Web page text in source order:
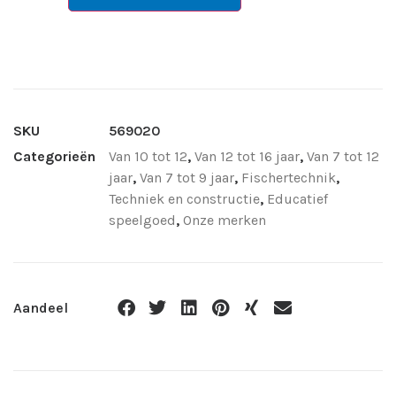
SKU
569020
Categorieën
Van 10 tot 12, Van 12 tot 16 jaar, Van 7 tot 12
jaar, Van 7 tot 9 jaar, Fischertechnik,
Techniek en constructie, Educatief
speelgoed, Onze merken
Aandeel